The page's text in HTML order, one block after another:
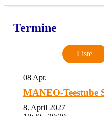
Termine
Liste
08 Apr.
MANEO-Teestube
8. April 2027